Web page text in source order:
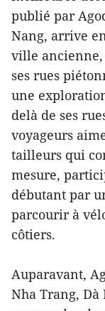
publié par
Nang, arrive
ville ancienne,
ses rues
une
delà de ses
voyageurs
tailleurs qui
mesure,
débutant par
parcourir à
côtiers.
Auparavant,
Nha Trang,